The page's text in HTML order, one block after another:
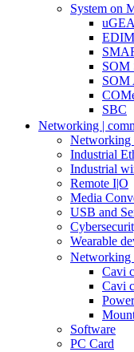
System on
uGEA
EDIM
SOM
SOM
SBC
Networking |
Networking
Industrial
Industrial
Remote I|O
Media
USB and
Wearable
Networking
Cavi
Cavi
Software
PC Card